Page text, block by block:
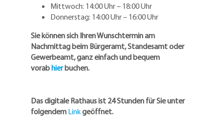
Mittwoch: 14:00 Uhr – 18:00 Uhr
Donnerstag: 14:00 Uhr – 16:00 Uhr
Sie können sich Ihren Wunschtermin am
Nachmittag beim Bürgeramt, Standesamt oder
Gewerbeamt, ganz einfach und bequem
vorabhierbuchen.
Das digitale Rathaus ist 24 Stunden für Sie unter
folgendem Linkgeöffnet.